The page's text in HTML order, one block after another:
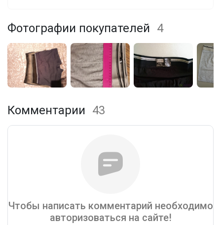
Фотографии покупателей 4
Комментарии 43
Чтобы написать комментарий необходимо
авторизоваться на сайте!